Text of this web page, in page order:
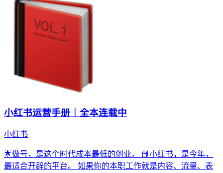
小红书运营手册｜全本连载中
小红书
🌟做号，是这个时代成本最低的创业。 📕小红书，是今年，
最适合开辟的平台。 如果你的本职工作就是内容、流量、表